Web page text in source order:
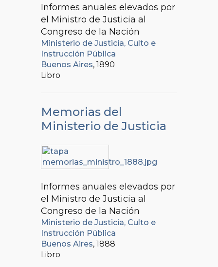
Informes anuales elevados por
el Ministro de Justicia al
Congreso de la Nación
Ministerio de Justicia, Culto e
Instrucción Pública
Buenos Aires, 1890
Libro
Memorias del
Ministerio de Justicia
Informes anuales elevados por
el Ministro de Justicia al
Congreso de la Nación
Ministerio de Justicia, Culto e
Instrucción Pública
Buenos Aires, 1888
Libro